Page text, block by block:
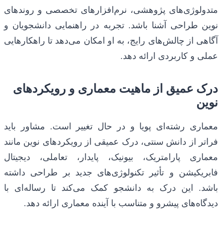
متدولوژی‌های پژوهشی، نرم‌افزارهای تخصصی و روندهای
نوین طراحی آشنا باشد. تجربه در راهنمایی دانشجویان و
آگاهی از چالش‌های رایج، به او امکان می‌دهد تا راهکارهایی
عملی و کاربردی ارائه دهد.
درک عمیق از ماهیت معماری و رویکردهای
نوین
معماری رشته‌ای پویا و در حال تغییر است. مشاور باید
فراتر از دانش سنتی، درک عمیقی از رویکردهای نوین مانند
معماری پارامتریک، بیونیک، پایدار، تعاملی، دیجیتال
فابریکیشن و تأثیر تکنولوژی‌های جدید بر طراحی داشته
باشد. این درک به دانشجو کمک می‌کند تا رساله‌ای با
دیدگاه‌های پیشرو و متناسب با آینده معماری ارائه دهد.